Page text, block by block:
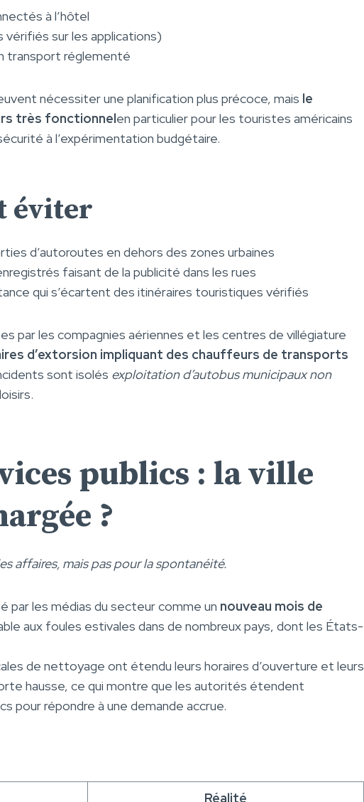
à l’hôtel
sur les applications)
transport réglementé
nécessiter une planification plus précoce, mais le
très fonctionnelen particulier pour les touristes américains
à l’expérimentation budgétaire.
éviter
d’autoroutes en dehors des zones urbaines
faisant de la publicité dans les rues
qui s’écartent des itinéraires touristiques vérifiés
par les compagnies aériennes et les centres de villégiature
d’extorsion impliquant des chauffeurs de transports
sont isolés exploitation d’autobus municipaux non
publics : la ville
?
affaires, mais pas pour la spontanéité.
les médias du secteur comme un nouveau mois de
aux foules estivales dans de nombreux pays, dont les États-
de nettoyage ont étendu leurs horaires d’ouverture et leurs
hausse, ce qui montre que les autorités étendent
pour répondre à une demande accrue.
Réalité